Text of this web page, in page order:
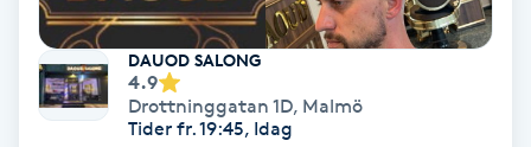
Pigmentbehandling
Pigmentfläckar
DAUOD SALONG
4.9
Drottninggatan 1D, Malmö
Tider fr. 19:45, Idag